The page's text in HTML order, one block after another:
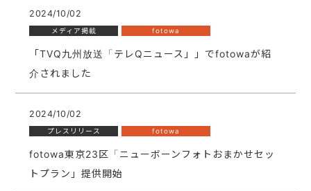
2024/10/02
メディア掲載 fotowa
「TVQ九州放送「テレQニュース」」でfotowaが紹
介されました
2024/10/02
プレスリリース fotowa
fotowa東京23区「ニューボーンフォトおまかせセッ
トプラン」提供開始